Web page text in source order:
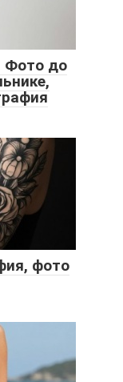
Фото до
фото